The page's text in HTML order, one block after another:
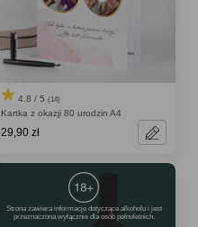
4.8 / 5 (14)
Kartka z okazji 80 urodzin A4
29,90 zł
Strona zawiera informacje dotyczące alkoholu i jest
przeznaczona wyłącznie dla osób pełnoletnich.